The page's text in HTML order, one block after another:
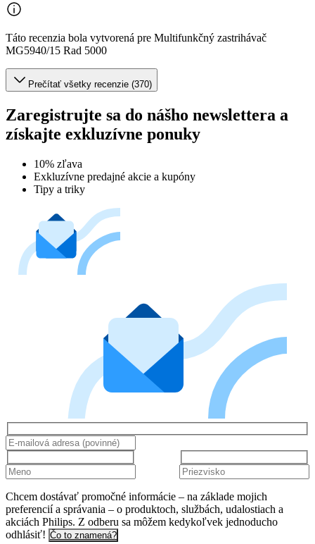
Táto recenzia bola vytvorená pre Multifunkčný zastrihávač
MG5940/15 Rad 5000
Prečítať všetky recenzie (370)
Zaregistrujte sa do nášho newslettera a
získajte exkluzívne ponuky
10% zľava
Exkluzívne predajné akcie a kupóny
Tipy a triky
Chcem dostávať promočné informácie – na základe mojich
preferencií a správania – o produktoch, službách, udalostiach a
akciách Philips. Z odberu sa môžem kedykoľvek jednoducho
odhlásiť! Čo to znamená?